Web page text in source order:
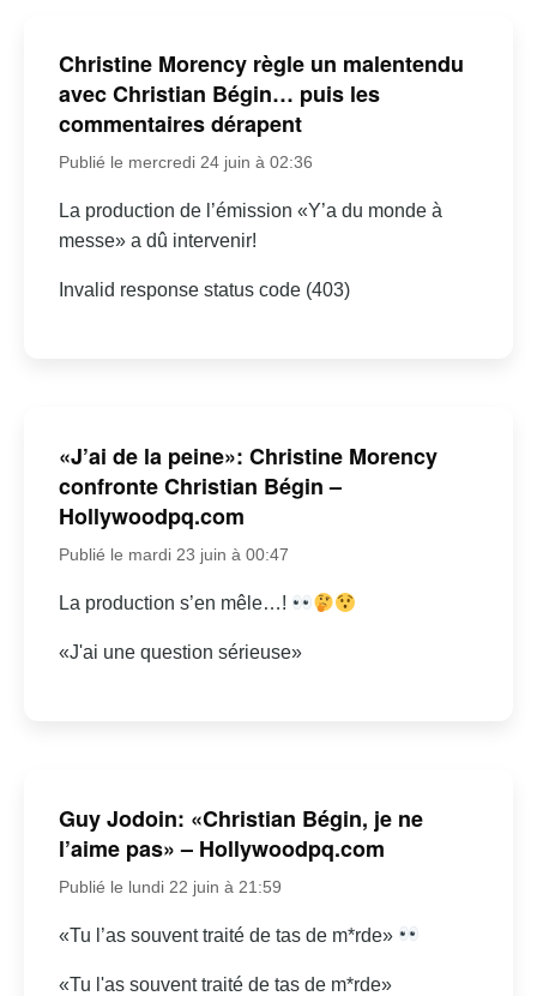
Christine Morency règle un malentendu
avec Christian Bégin… puis les
commentaires dérapent
Publié le mercredi 24 juin à 02:36
La production de l’émission «Y’a du monde à
messe» a dû intervenir!
Invalid response status code (403)
«J’ai de la peine»: Christine Morency
confronte Christian Bégin –
Hollywoodpq.com
Publié le mardi 23 juin à 00:47
La production s’en mêle…!
«J'ai une question sérieuse»
Guy Jodoin: «Christian Bégin, je ne
l’aime pas» – Hollywoodpq.com
Publié le lundi 22 juin à 21:59
«Tu l’as souvent traité de tas de m*rde»
«Tu l'as souvent traité de tas de m*rde»